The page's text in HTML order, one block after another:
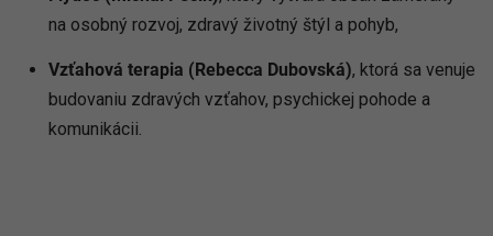
na osobný rozvoj, zdravý životný štýl a pohyb,
Vzťahová terapia (Rebecca Dubovská), ktorá sa venuje
budovaniu zdravých vzťahov, psychickej pohode a
komunikácii.